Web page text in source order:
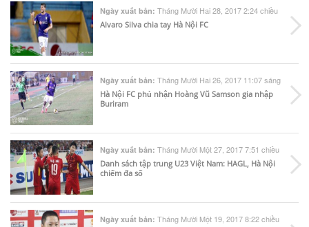
Ngày xuất bản: Tháng Mười Hai 28, 2017 2:24 chiều
Alvaro Silva chia tay Hà Nội FC
Ngày xuất bản: Tháng Mười Hai 26, 2017 11:07 sáng
Hà Nội FC phủ nhận Hoàng Vũ Samson gia nhập
Buriram
Ngày xuất bản: Tháng Mười Một 27, 2017 7:51 chiều
Danh sách tập trung U23 Việt Nam: HAGL, Hà Nội
chiếm đa số
Ngày xuất bản: Tháng Mười Một 19, 2017 8:22 chiều